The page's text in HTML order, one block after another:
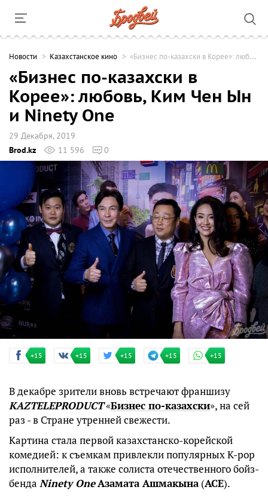
Новости Казахстанское кино «Бизнес по-казахски в Корее»: любовь, Ким Чен Ын и Ninety One
«Бизнес по-казахски в
Корее»: любовь, Ким Чен Ын
и Ninety One
29 Декабря, 2019
Brod.kz
11 596 0
+15 +15 +15 +15 +15
В декабре зрители вновь встречают франшизу
KAZTELEPRODUCT«Бизнес по-казахски», на сей
раз - в Стране утренней свежести.
Картина стала первой казахстанско-корейской
комедией: к съемкам привлекли популярных K-pop
исполнителей, а также солиста отечественного бойз-
бенда Ninety OneАзамата Ашмакына(ACE).